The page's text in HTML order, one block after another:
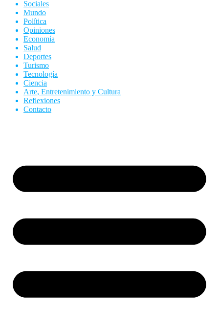
Sociales
Mundo
Política
Opiniones
Economía
Salud
Deportes
Turismo
Tecnología
Ciencia
Arte, Entretenimiento y Cultura
Reflexiones
Contacto